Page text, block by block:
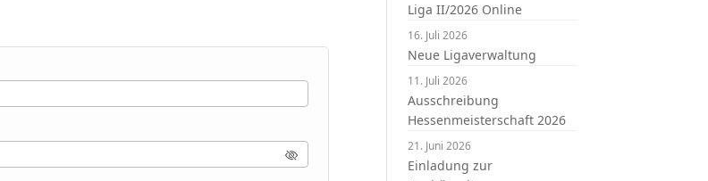
Liga II/2026 Online
Neue Ligaverwaltung
16. Juli 2026
Ausschreibung
Hessenmeisterschaft 2026
11. Juli 2026
Einladung zur
21. Juni 2026